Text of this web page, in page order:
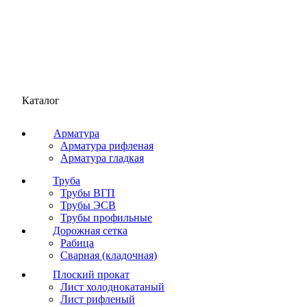
Каталог
Арматура
Арматура рифленая
Арматура гладкая
Труба
Трубы ВГП
Трубы ЭСВ
Трубы профильные
Дорожная сетка
Рабица
Сварная (кладочная)
Плоский прокат
Лист холоднокатаный
Лист рифленый